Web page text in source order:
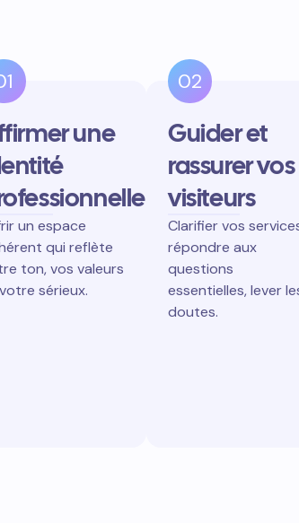
une
un espace
qui reflète
ton, vos valeurs
sérieux.
02
Guider et
rassurer vos
visiteurs
Clarifier vos
répondre aux
questions
essentielles, lever
doutes.